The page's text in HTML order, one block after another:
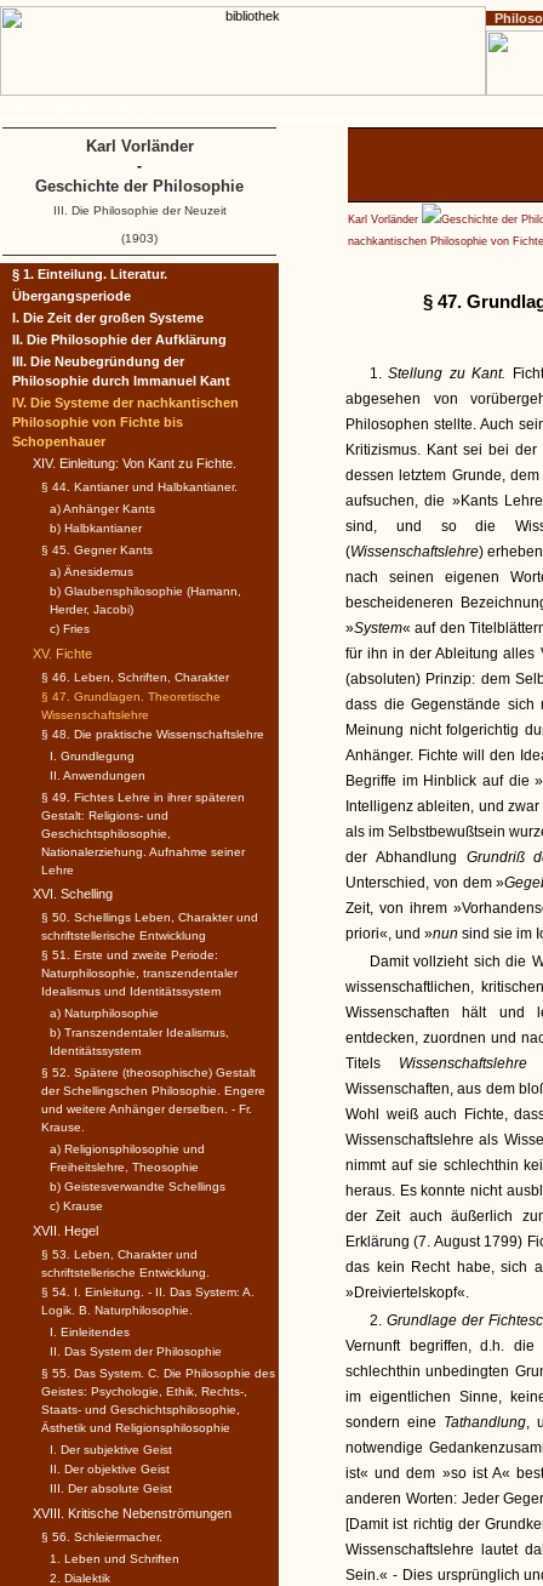
Karl Vorländer
Geschichte der
nachkantischen Philosophie von
§ 47.
1.Stellung zu Kant.
abgesehen von
Philosophen stellte. Auch
Kritizismus. Kant sei bei
dessen letztem Grunde,
aufsuchen, die »Kants
sind, und so die
(Wissenschaftslehre)
nach seinen eigenen
bescheideneren
»System« auf den
für ihn in der Ableitung alles
(absoluten) Prinzip: dem
dass die Gegenstände sich
Meinung nicht folgerichtig
Anhänger. Fichte will den
Begriffe im Hinblick auf die
Intelligenz ableiten, und
als im Selbstbewußtsein
der Abhandlung Grundriß
Unterschied, von dem »
Zeit, von ihrem
priori«, und »nun sind sie im
Damit vollzieht sich die
wissenschaftlichen,
Wissenschaften hält und
entdecken, zuordnen und
Titels
Wissenschaften, aus dem
Wohl weiß auch Fichte,
Wissenschaftslehre als
nimmt auf sie schlechthin
heraus. Es konnte nicht
der Zeit auch äußerlich
Erklärung (7. August 1799)
das kein Recht habe, sich
»Dreiviertelskopf«.
2.Grundlage der
Vernunft begriffen, d.h.
schlechthin unbedingten
im eigentlichen Sinne,
sondern eine Tathandlung,
notwendige
ist« und dem »so ist A«
anderen Worten: Jeder
[Damit ist richtig der
Wissenschaftslehre lautet
Sein.« - Dies ursprünglich
§ 1. Einteilung. Literatur.
Übergangsperiode
I. Die Zeit der großen Systeme
II. Die Philosophie der Aufklärung
III. Die Neubegründung der
Philosophie durch Immanuel Kant
IV. Die Systeme der nachkantischen
Philosophie von Fichte bis
Schopenhauer
XIV. Einleitung: Von Kant zu Fichte.
§ 44. Kantianer und Halbkantianer.
a) Anhänger Kants
b) Halbkantianer
§ 45. Gegner Kants
a) Änesidemus
b) Glaubensphilosophie (Hamann,
Herder, Jacobi)
c) Fries
XV. Fichte
§ 46. Leben, Schriften, Charakter
§ 47. Grundlagen. Theoretische
Wissenschaftslehre
§ 48. Die praktische Wissenschaftslehre
I. Grundlegung
II. Anwendungen
§ 49. Fichtes Lehre in ihrer späteren
Gestalt: Religions- und
Geschichtsphilosophie,
Nationalerziehung. Aufnahme seiner
Lehre
XVI. Schelling
§ 50. Schellings Leben, Charakter und
schriftstellerische Entwicklung
§ 51. Erste und zweite Periode:
Naturphilosophie, transzendentaler
Idealismus und Identitätssystem
a) Naturphilosophie
b) Transzendentaler Idealismus,
Identitätssystem
§ 52. Spätere (theosophische) Gestalt
der Schellingschen Philosophie. Engere
und weitere Anhänger derselben. - Fr.
Krause.
a) Religionsphilosophie und
Freiheitslehre, Theosophie
b) Geistesverwandte Schellings
c) Krause
XVII. Hegel
§ 53. Leben, Charakter und
schriftstellerische Entwicklung.
§ 54. I. Einleitung. - II. Das System: A.
Logik. B. Naturphilosophie.
I. Einleitendes
II. Das System der Philosophie
§ 55. Das System. C. Die Philosophie des
Geistes: Psychologie, Ethik, Rechts-,
Staats- und Geschichtsphilosophie,
Ästhetik und Religionsphilosophie
I. Der subjektive Geist
II. Der objektive Geist
III. Der absolute Geist
XVIII. Kritische Nebenströmungen
§ 56. Schleiermacher.
1. Leben und Schriften
2. Dialektik
Karl Vorländer
-
Geschichte der Philosophie
III. Die Philosophie der Neuzeit
(1903)